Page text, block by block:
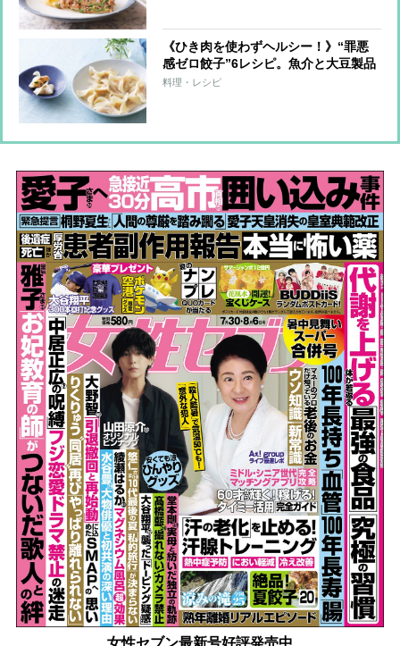
《ひき肉を使わずヘルシー！》“罪悪
感ゼロ餃子”6レシピ。魚介と大豆製品
で大満足！
料理・レシピ
女性セブン最新号好評発売中